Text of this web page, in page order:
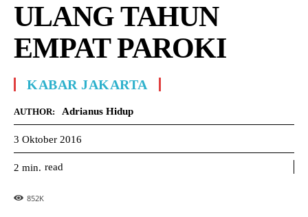
ULANG TAHUN
EMPAT PAROKI
KABAR JAKARTA
AUTHOR: Adrianus Hidup
3 Oktober 2016
2 min. read
852K